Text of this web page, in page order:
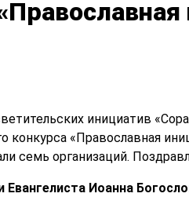
инициатив
конкурса «Православная
семь организаций.
Иоанна